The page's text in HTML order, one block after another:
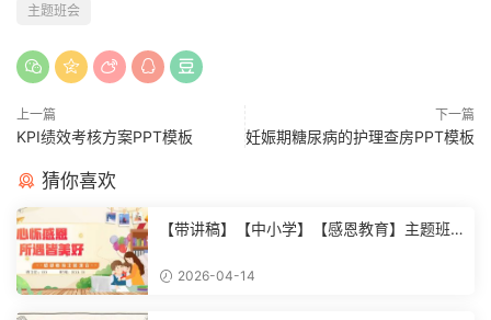
主题班会
上一篇
KPI绩效考核方案PPT模板
下一篇
妊娠期糖尿病的护理查房PPT模板
猜你喜欢
【带讲稿】【中小学】【感恩教育】主题班
2026-04-14